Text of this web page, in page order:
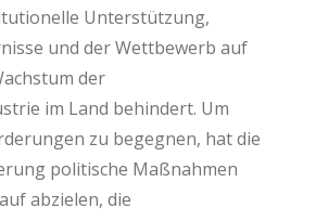
Unterstützung,
und der Wettbewerb auf
der
im Land behindert. Um
zu begegnen, hat die
politische Maßnahmen
abzielen, die